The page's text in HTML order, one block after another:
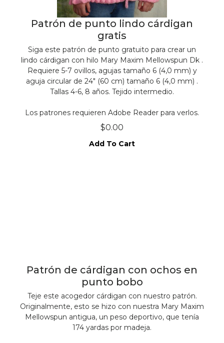
Patrón de punto lindo cárdigan
gratis
Siga este patrón de punto gratuito para crear un
lindo cárdigan con hilo Mary Maxim Mellowspun Dk .
Requiere 5-7 ovillos, agujas tamaño 6 (4,0 mm) y
aguja circular de 24" (60 cm) tamaño 6 (4,0 mm) .
Tallas 4-6, 8 años. Tejido intermedio.
Los patrones requieren Adobe Reader para verlos.
$0.00
Add To Cart
Patrón de cárdigan con ochos en
punto bobo
Teje este acogedor cárdigan con nuestro patrón.
Originalmente, esto se hizo con nuestra Mary Maxim
Mellowspun antigua, un peso deportivo, que tenía
174 yardas por madeja.